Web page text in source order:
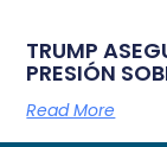
TRUMP
PRESIÓN
Read More